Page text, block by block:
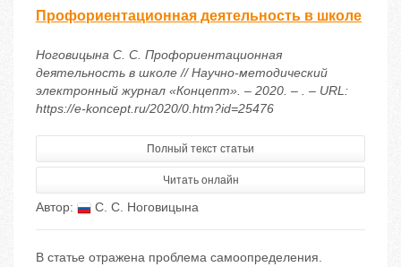
Профориентационная деятельность в школе
Ноговицына С. С. Профориентационная
деятельность в школе // Научно-методический
электронный журнал «Концепт». – 2020. – . – URL:
https://e-koncept.ru/2020/0.htm?id=25476
Полный текст статьи
Читать онлайн
Автор: С. С. Ноговицына
В статье отражена проблема самоопределения.